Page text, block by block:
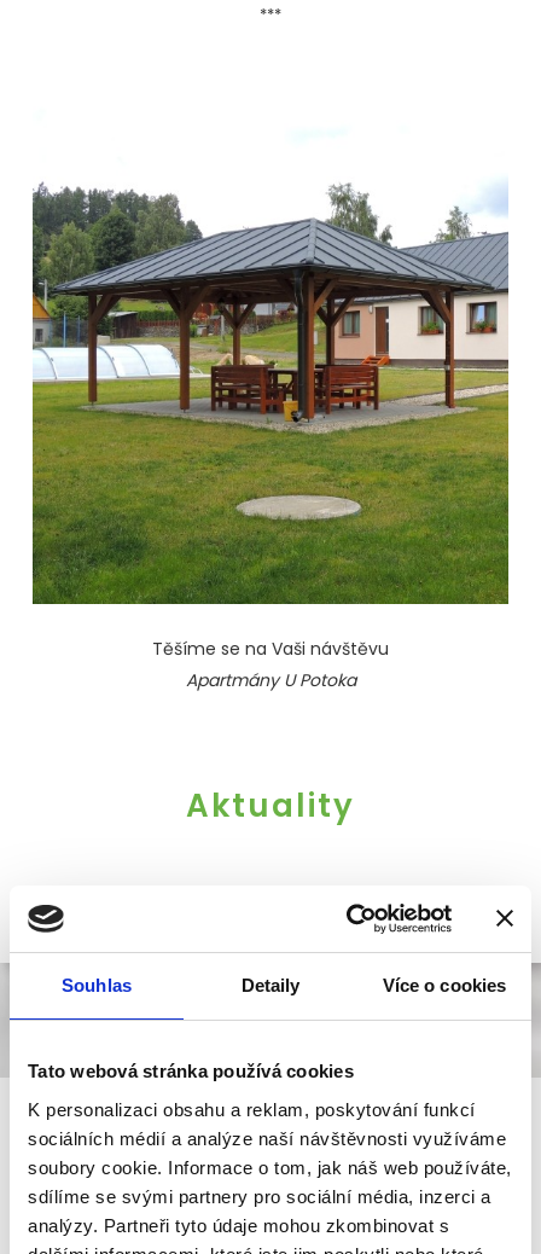
Souhlas Detaily Více o cookies
Tato webová stránka používá cookies
K personalizaci obsahu a reklam, poskytování funkcí
sociálních médií a analýze naší návštěvnosti využíváme
soubory cookie. Informace o tom, jak náš web používáte,
sdílíme se svými partnery pro sociální média, inzerci a
analýzy. Partneři tyto údaje mohou zkombinovat s
***
Těšíme se na Vaši návštěvu
Apartmány U Potoka
Aktuality
Naše apartmány